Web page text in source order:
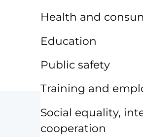
Health and
Education
Public safety
Training and
Social equality,
cooperation